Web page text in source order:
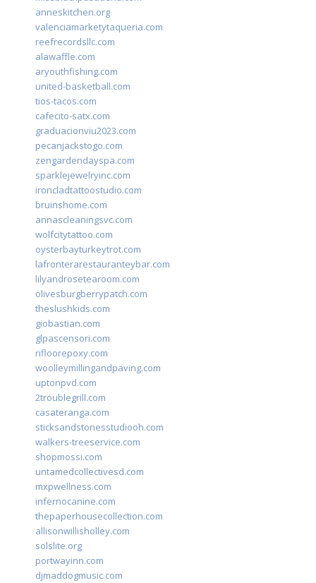
anneskitchen.org
valenciamarketytaqueria.com
reefrecordsllc.com
alawaffle.com
aryouthfishing.com
united-basketball.com
tios-tacos.com
cafecito-satx.com
graduacionviu2023.com
pecanjackstogo.com
zengardendayspa.com
sparklejewelryinc.com
ironcladtattoostudio.com
bruinshome.com
annascleaningsvc.com
wolfcitytattoo.com
oysterbayturkeytrot.com
lafronterarestauranteybar.com
lilyandrosetearoom.com
olivesburgberrypatch.com
theslushkids.com
giobastian.com
glpascensori.com
rifloorepoxy.com
woolleymillingandpaving.com
uptonpvd.com
2troublegrill.com
casateranga.com
sticksandstonesstudiooh.com
walkers-treeservice.com
shopmossi.com
untamedcollectivesd.com
mxpwellness.com
infernocanine.com
thepaperhousecollection.com
allisonwillisholley.com
solslite.org
portwayinn.com
djmaddogmusic.com